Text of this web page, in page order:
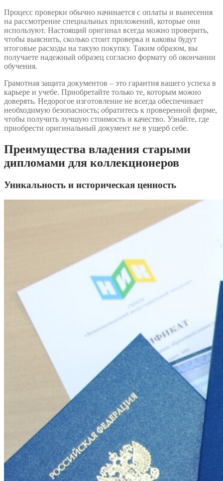
Процесс проверки обычно начинается с оплаты и вынесения
на рассмотрение специальных приложений, которые они
используют. Настоящий оригинал всегда можно проверить,
чтобы выяснить, сколько стоит проверка и каковы будут
итоговые расходы на такую покупку. Таким образом, вы
получаете надежный образец согласно формату об окончании
обучения.
Грамотная защита документов – это гарантия вашего успеха в
карьере и учебе. Приобретайте только те, которым можно
доверять. Недорогое изготовление не всегда обеспечивает
необходимую безопасность; обратитесь к проверенной фирме,
чтобы получить лучшую стоимость и качество. Узнайте, где
приобрести оригинальный документ не в ущерб себе.
Преимущества владения старыми
дипломами для коллекционеров
Уникальность и историческая ценность